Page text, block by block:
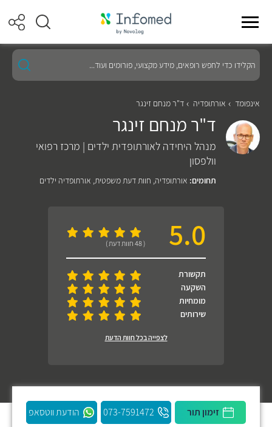
הקלידו
כדי
לחפש
מקצועי,
פורומים
ועוד...
אינפומד אורתופדיה ד"ר מנחם זינגר
ד"ר מנחם זינגר
מנהל היחידה לאורתופדית ילדים | מרכז רפואי
וולפסון
תחומים: אורתופדיה, חוות דעת משפטית, אורתופדיה ילדים
5.0 ( 48 חוות דעת )
תקשורת
השקעה
מומחיות
שירותים
לצפייה בכל חוות הדעת
זימון תור 073-7591472 הודעת ווטסאפ